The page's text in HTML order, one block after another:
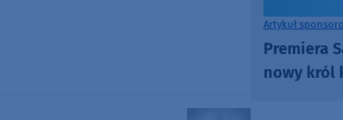
Artykuł
Premiera
nowy król